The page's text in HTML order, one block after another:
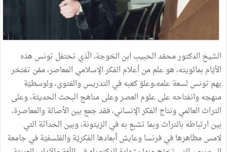
الشيخ الدكتور محمّد الحبيب ابن الخوجة، الّذي تحتفل تونس هذه
الأيّام بمائويته، هو علم من أعلام الفكر الإسلامي المعاصر، ممّن تفتخر
بهم تونس لسعة علمه،وعلوّ كعبه في التدريس والفتوى، ولوسطيّة
منهجه وانفتاحه على علوم العصر وعلى مناهج البحث الحديثة، وعلى
التراث العالمي ونتاج الفكر الإنساني، فقد جمع بين الأصالة والمعاصرة،
بين ارتباطه بالتراث وبما تشبع به في الزيتونة، وبين الحداثة التي
لامس مظاهرها في فرنسا وعايش أبعادها الفكريّة والفلسفيّة في جامعة